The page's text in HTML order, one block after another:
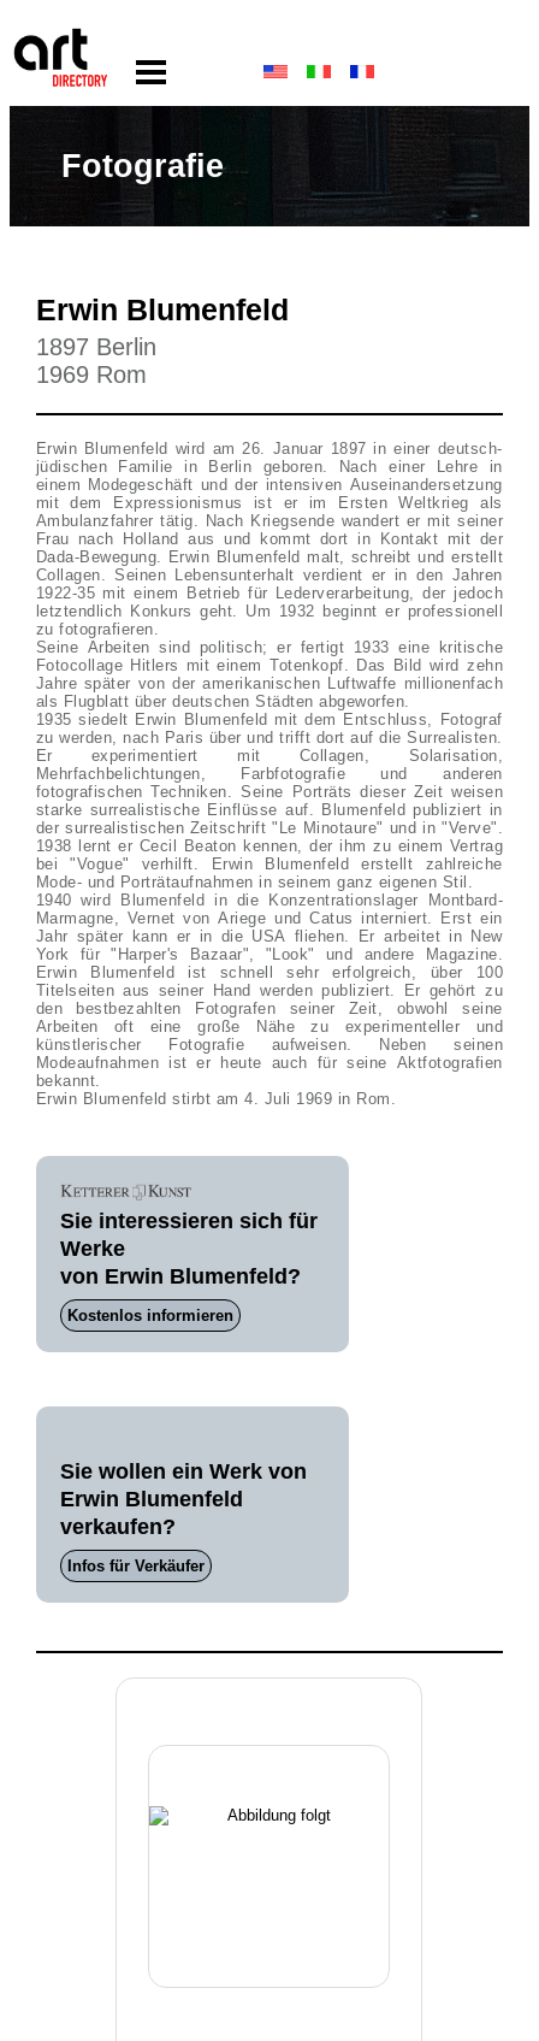
Fotografie
Erwin Blumenfeld
1897 Berlin
1969 Rom
Erwin Blumenfeld wird am 26. Januar 1897 in einer deutsch-
jüdischen Familie in Berlin geboren. Nach einer Lehre in
einem Modegeschäft und der intensiven Auseinandersetzung
mit dem Expressionismus ist er im Ersten Weltkrieg als
Ambulanzfahrer tätig. Nach Kriegsende wandert er mit seiner
Frau nach Holland aus und kommt dort in Kontakt mit der
Dada-Bewegung. Erwin Blumenfeld malt, schreibt und erstellt
Collagen. Seinen Lebensunterhalt verdient er in den Jahren
1922-35 mit einem Betrieb für Lederverarbeitung, der jedoch
letztendlich Konkurs geht. Um 1932 beginnt er professionell
zu fotografieren.
Seine Arbeiten sind politisch; er fertigt 1933 eine kritische
Fotocollage Hitlers mit einem Totenkopf. Das Bild wird zehn
Jahre später von der amerikanischen Luftwaffe millionenfach
als Flugblatt über deutschen Städten abgeworfen.
1935 siedelt Erwin Blumenfeld mit dem Entschluss, Fotograf
zu werden, nach Paris über und trifft dort auf die Surrealisten.
Er experimentiert mit Collagen, Solarisation,
Mehrfachbelichtungen, Farbfotografie und anderen
fotografischen Techniken. Seine Porträts dieser Zeit weisen
starke surrealistische Einflüsse auf. Blumenfeld publiziert in
der surrealistischen Zeitschrift "Le Minotaure" und in "Verve".
1938 lernt er Cecil Beaton kennen, der ihm zu einem Vertrag
bei "Vogue" verhilft. Erwin Blumenfeld erstellt zahlreiche
Mode- und Porträtaufnahmen in seinem ganz eigenen Stil.
1940 wird Blumenfeld in die Konzentrationslager Montbard-
Marmagne, Vernet von Ariege und Catus interniert. Erst ein
Jahr später kann er in die USA fliehen. Er arbeitet in New
York für "Harper's Bazaar", "Look" und andere Magazine.
Erwin Blumenfeld ist schnell sehr erfolgreich, über 100
Titelseiten aus seiner Hand werden publiziert. Er gehört zu
den bestbezahlten Fotografen seiner Zeit, obwohl seine
Arbeiten oft eine große Nähe zu experimenteller und
künstlerischer Fotografie aufweisen. Neben seinen
Modeaufnahmen ist er heute auch für seine Aktfotografien
bekannt.
Erwin Blumenfeld stirbt am 4. Juli 1969 in Rom.
Sie interessieren sich für
Werke
von Erwin Blumenfeld?
Kostenlos informieren
Sie wollen ein Werk von
Erwin Blumenfeld
verkaufen?
Infos für Verkäufer